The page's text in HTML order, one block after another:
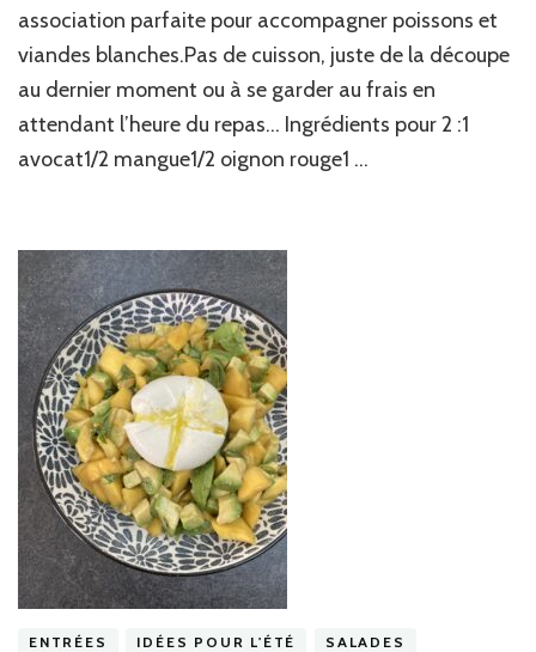
association parfaite pour accompagner poissons et
viandes blanches.Pas de cuisson, juste de la découpe
au dernier moment ou à se garder au frais en
attendant l’heure du repas… Ingrédients pour 2 :1
avocat1/2 mangue1/2 oignon rouge1 …
ENTRÉES IDÉES POUR L'ÉTÉ SALADES